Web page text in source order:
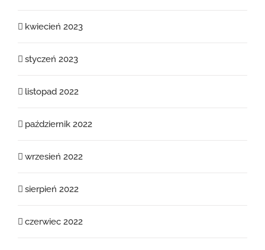
kwiecień 2023
styczeń 2023
listopad 2022
październik 2022
wrzesień 2022
sierpień 2022
czerwiec 2022